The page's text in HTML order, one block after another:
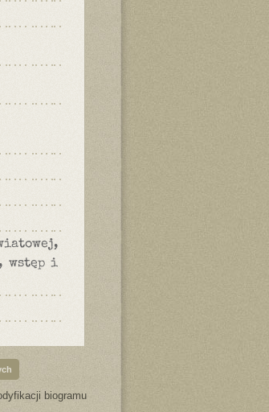
wstęp i
biogramu